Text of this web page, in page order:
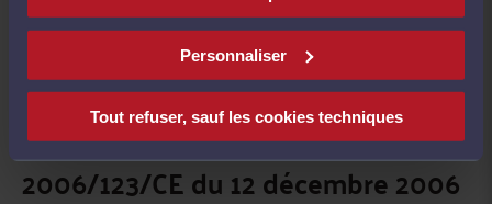
Personnaliser
Tout refuser, sauf les cookies techniques
profession d’avocat d’une part, et
de bonne information du client
d’autre part. Elles sont donc
compatibles avec la directive
2006/123/CE du 12 décembre 2006